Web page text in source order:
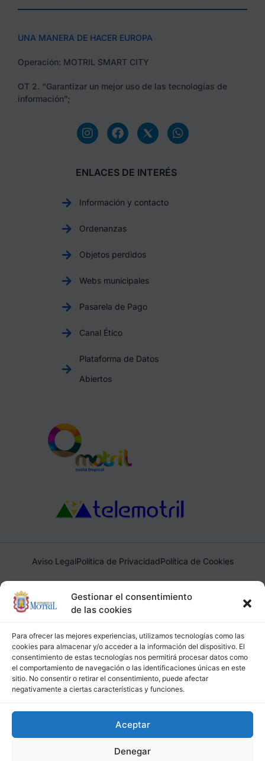
Gestionar el consentimiento
de las cookies
Para ofrecer las mejores experiencias, utilizamos tecnologías como las
cookies para almacenar y/o acceder a la información del dispositivo. El
consentimiento de estas tecnologías nos permitirá procesar datos como
el comportamiento de navegación o las identificaciones únicas en este
sitio. No consentir o retirar el consentimiento, puede afectar
negativamente a ciertas características y funciones.
Aceptar
Denegar
UNA MANERA DE HACER EUROPA
Operación: MOTRIL SMART CITY
OT 2. “Garantizar un mejor uso de las tecnologías de
información”;
ENLACES DE INTERÉS
Información y contacto
Ordenanzas
Objetos perdidos
Webs municipales
Pasarela de Pago
Canal Ético
Plataforma de Datos
Abiertos
Aviso LegalPolítica de PrivacidadPolítica de Cookies
Ayuntamiento de Motril, Plaza de España, 1, 18600, Motril,
(Granada), CIF: P1814200J, DIR3: L01181400